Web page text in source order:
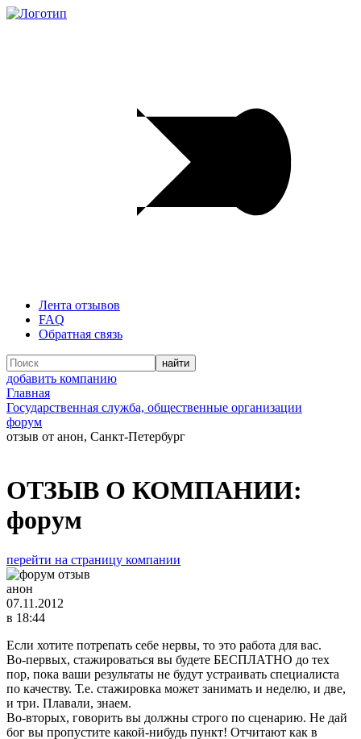
Лента отзывов
FAQ
Обратная связь
добавить компанию
Главная
Государственная служба, общественные организации
форум
отзыв от анон, Санкт-Петербург
ОТЗЫВ О КОМПАНИИ:
форум
перейти на страницу компании
анон
07.11.2012
в 18:44
Если хотите потрепать себе нервы, то это работа для вас.
Во-первых, стажироваться вы будете БЕСПЛАТНО до тех
пор, пока ваши результаты не будут устраивать специалиста
по качеству. Т.е. стажировка может занимать и неделю, и две,
и три. Плавали, знаем.
Во-вторых, говорить вы должны строго по сценарию. Не дай
бог вы пропустите какой-нибудь пункт! Отчитают как в